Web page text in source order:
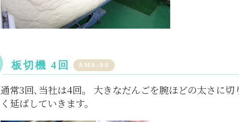
板切機 4回 AM6:00
通常3回､当社は4回。 大きなだんごを腕ほどの太さに
く延ばしていきます。